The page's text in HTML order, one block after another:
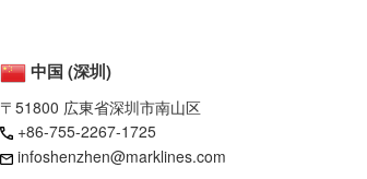
中国 (深圳)
〒51800 広東省深圳市南山区
+86-755-2267-1725
infoshenzhen@marklines.com